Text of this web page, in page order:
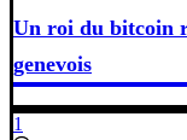
Un roi du bitcoin
genevois
1